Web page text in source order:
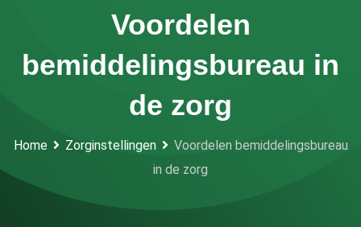
Voordelen
bemiddelingsbureau in
de zorg
Home Zorginstellingen
Voordelen bemiddelingsbureau
in de zorg